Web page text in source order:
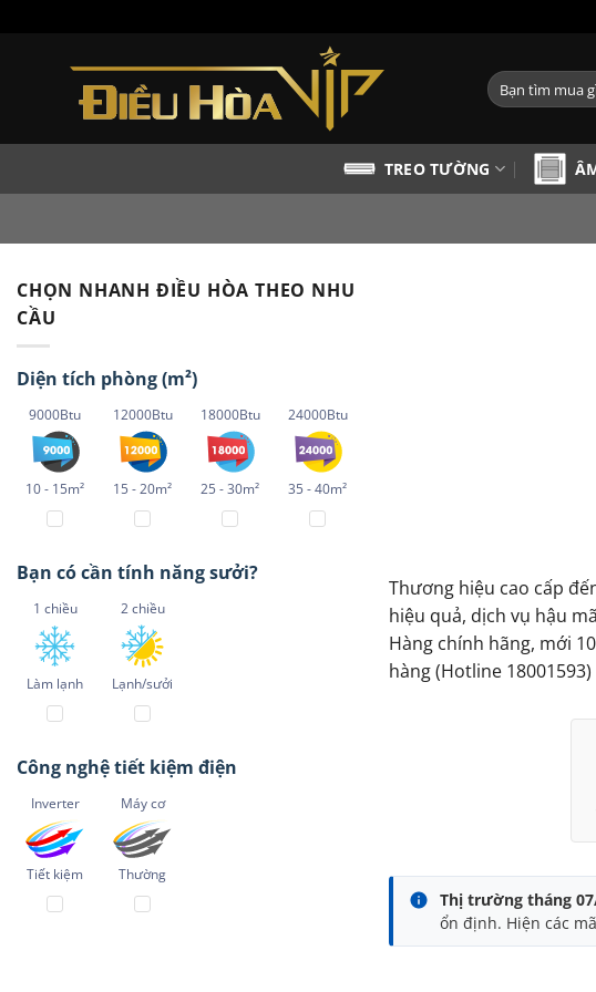
Tìm
kiếm:
TREO TƯỜNG
CHỌN NHANH ĐIỀU HÒA THEO NHU
CẦU
Diện tích phòng (m²)
9000Btu
10 - 15m²
12000Btu
15 - 20m²
18000Btu
25 - 30m²
24000Btu
35 - 40m²
Bạn có cần tính năng sưởi?
1 chiều
Làm lạnh
2 chiều
Lạnh/sưởi
Công nghệ tiết kiệm điện
Inverter
Tiết kiệm
Máy cơ
Thường
Thương hiệu cao cấp
hiệu quả, dịch vụ hậu
Hàng chính hãng, mới
hàng (Hotline 18001593)
Thị trường tháng
ổn định. Hiện các